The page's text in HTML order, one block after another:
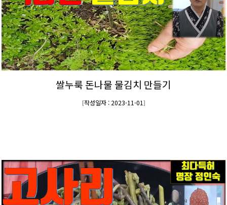
쌀누룩 돈나물 물김치 만들기
[작성일자 : 2023-11-01]